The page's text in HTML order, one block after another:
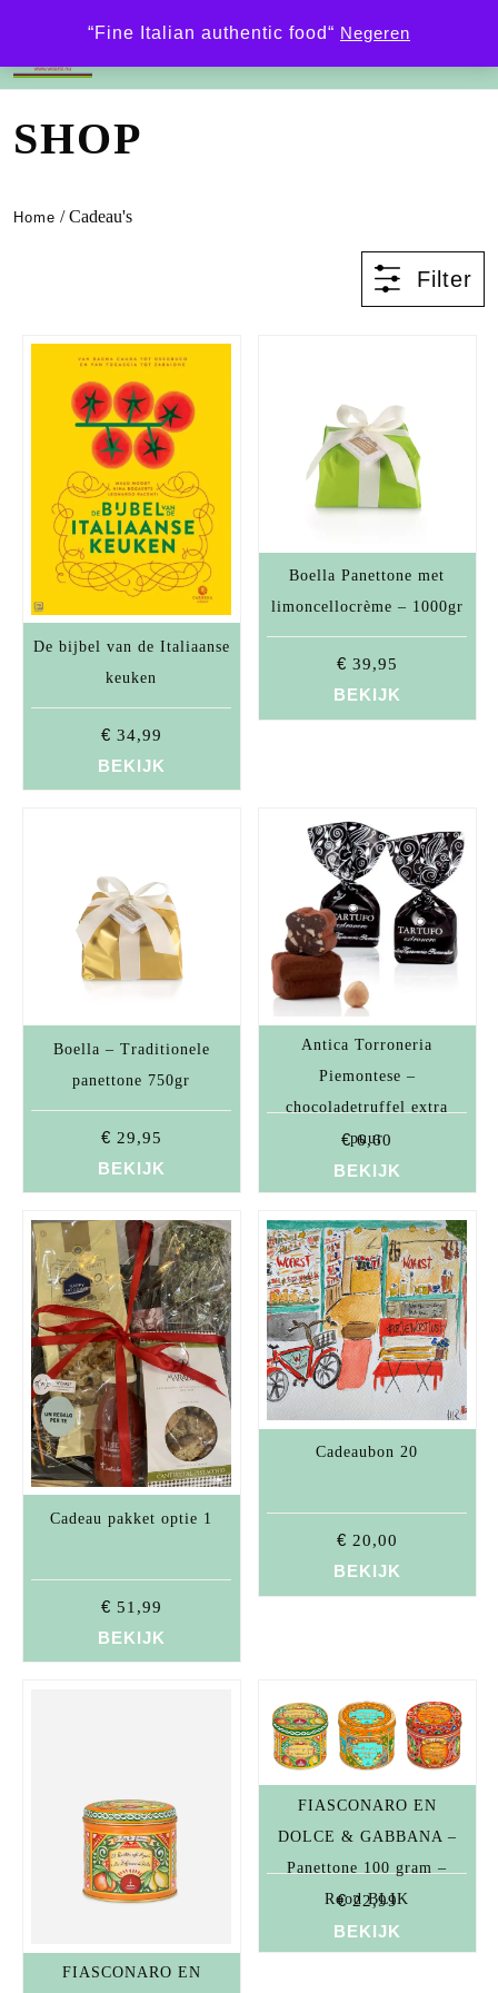
SHOP
Home / Cadeau's
Filter
De bijbel van de Italiaanse
keuken
€ 34,99
BEKIJK
Boella Panettone met
limoncellocrème – 1000gr
€ 39,95
BEKIJK
Boella – Traditionele
panettone 750gr
€ 29,95
BEKIJK
Antica Torroneria
Piemontese –
chocoladetruffel extra
puur
€6,60
BEKIJK
Cadeau pakket optie 1
€ 51,99
BEKIJK
Cadeaubon 20
€ 20,00
BEKIJK
FIASCONARO EN
FIASCONARO EN
DOLCE & GABBANA –
Panettone 100 gram –
Rood BLIK
€22,99
BEKIJK
“Fine Italian authentic food“ Negeren